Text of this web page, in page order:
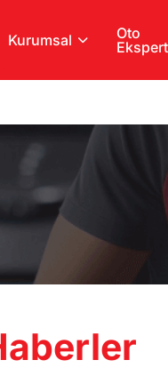
Kurumsal
Oto